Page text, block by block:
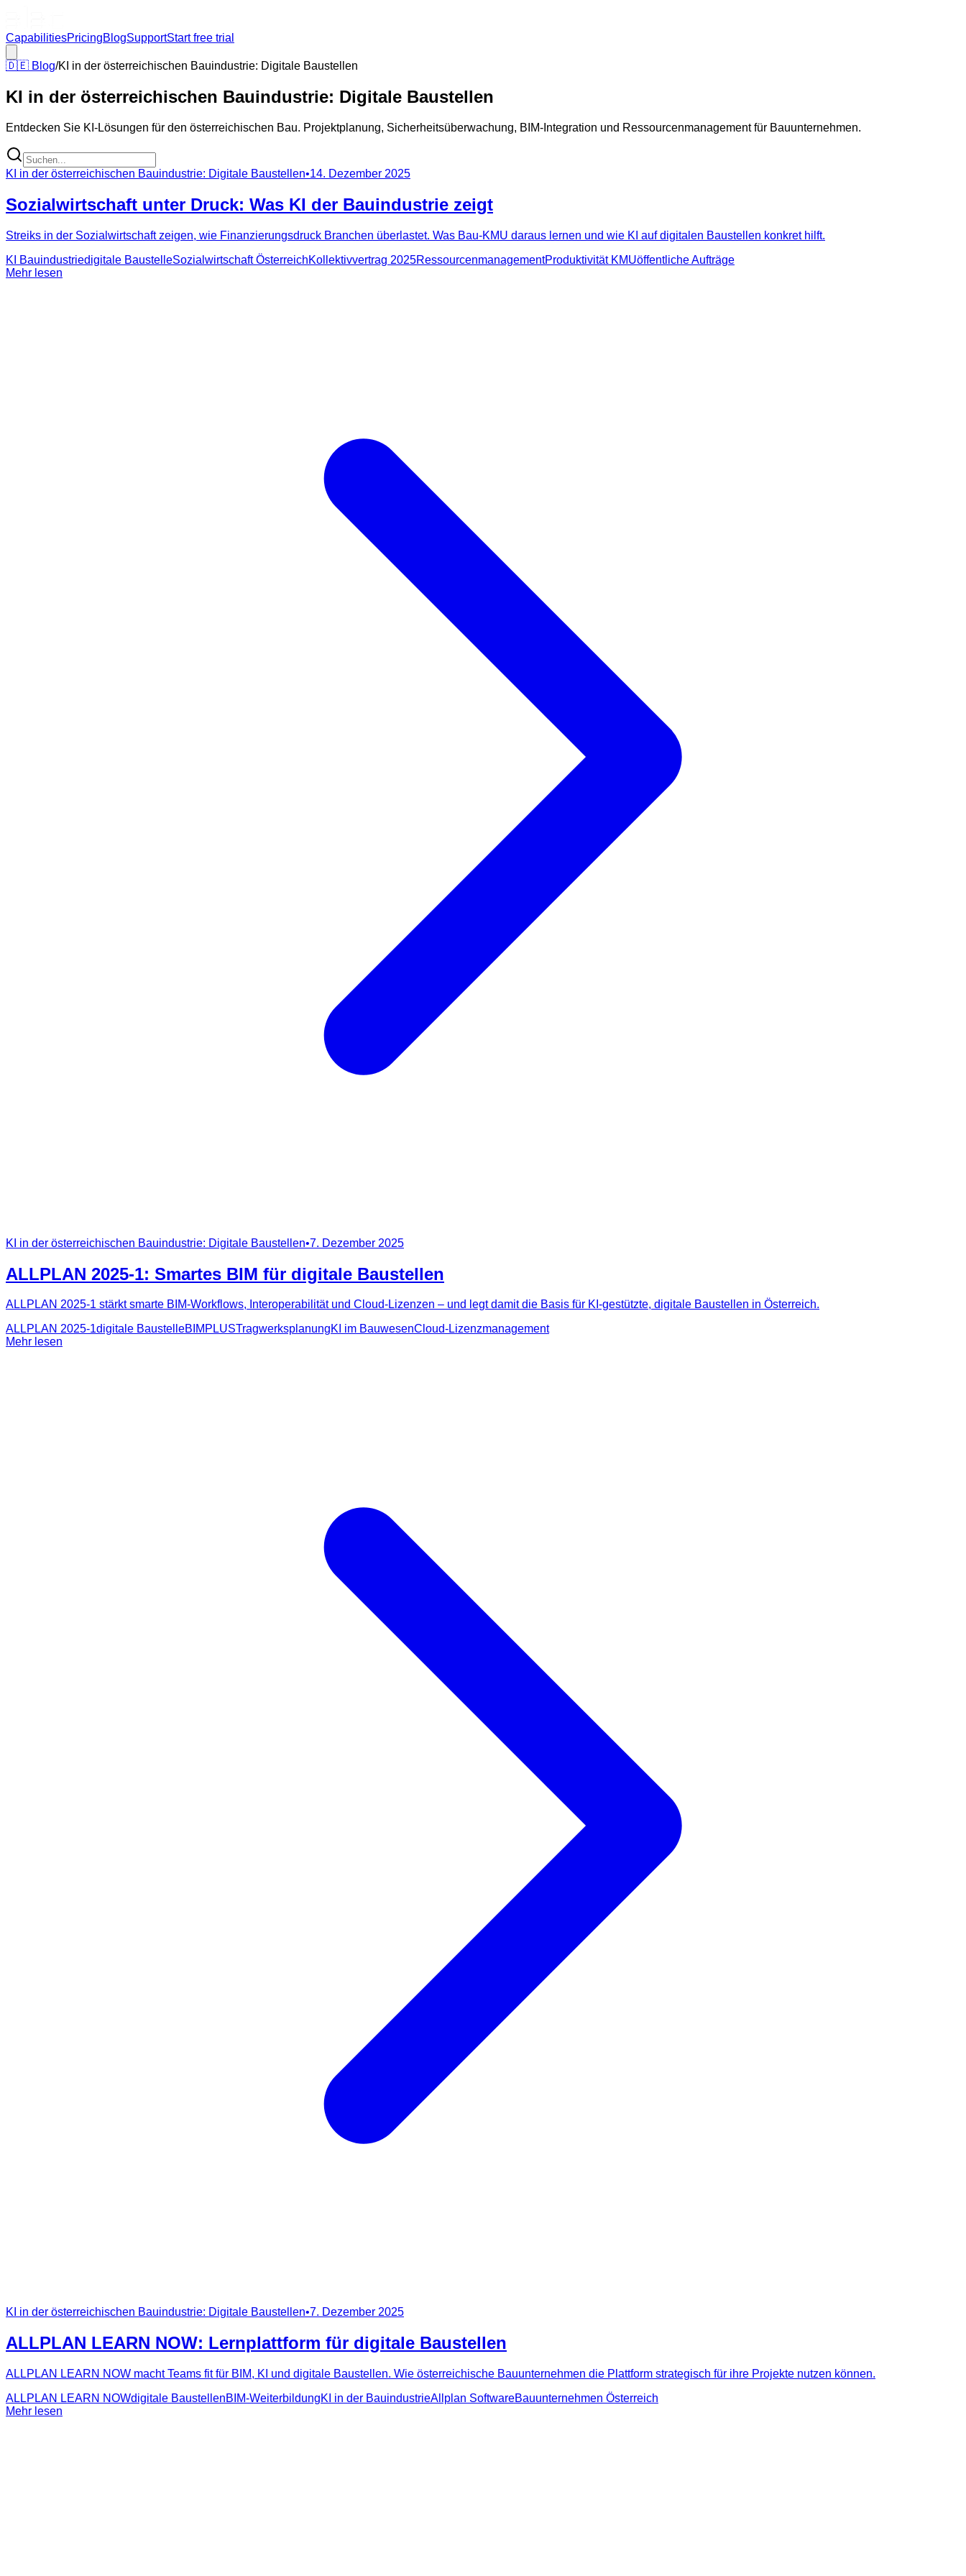
CapabilitiesPricingBlogSupportStart free trial
🇩🇪 Blog/KI in der österreichischen Bauindustrie: Digitale Baustellen
KI in der österreichischen Bauindustrie: Digitale Baustellen
Entdecken Sie KI-Lösungen für den österreichischen Bau. Projektplanung, Sicherheitsüberwachung, BIM-Integration und Ressourcenmanagement für Bauunternehmen.
KI in der österreichischen Bauindustrie: Digitale Baustellen•14. Dezember 2025
Sozialwirtschaft unter Druck: Was KI der Bauindustrie zeigt
Streiks in der Sozialwirtschaft zeigen, wie Finanzierungsdruck Branchen überlastet. Was Bau-KMU daraus lernen und wie KI auf digitalen Baustellen konkret hilft.
KI Bauindustriedigitale BaustelleSozialwirtschaft ÖsterreichKollektivvertrag 2025RessourcenmanagementProduktivität KMUöffentliche Aufträge
Mehr lesen
KI in der österreichischen Bauindustrie: Digitale Baustellen•7. Dezember 2025
ALLPLAN 2025‑1: Smartes BIM für digitale Baustellen
ALLPLAN 2025‑1 stärkt smarte BIM-Workflows, Interoperabilität und Cloud-Lizenzen – und legt damit die Basis für KI-gestützte, digitale Baustellen in Österreich.
ALLPLAN 2025-1digitale BaustelleBIMPLUSTragwerksplanungKI im BauwesenCloud-Lizenzmanagement
Mehr lesen
KI in der österreichischen Bauindustrie: Digitale Baustellen•7. Dezember 2025
ALLPLAN LEARN NOW: Lernplattform für digitale Baustellen
ALLPLAN LEARN NOW macht Teams fit für BIM, KI und digitale Baustellen. Wie österreichische Bauunternehmen die Plattform strategisch für ihre Projekte nutzen können.
ALLPLAN LEARN NOWdigitale BaustellenBIM-WeiterbildungKI in der BauindustrieAllplan SoftwareBauunternehmen Österreich
Mehr lesen